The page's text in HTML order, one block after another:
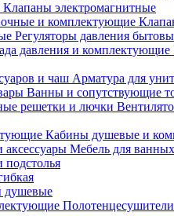
Клапаны электромагнитные
Регуляторы давления
Арматура для
Ванны и сопутствующие
Кабины душевые и
Мебель для
душевые